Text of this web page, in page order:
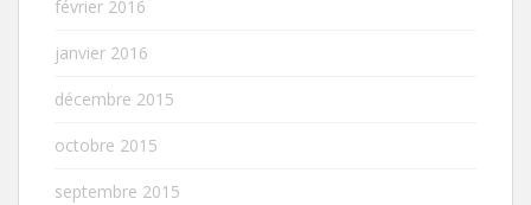
février 2016
janvier 2016
décembre 2015
octobre 2015
septembre 2015